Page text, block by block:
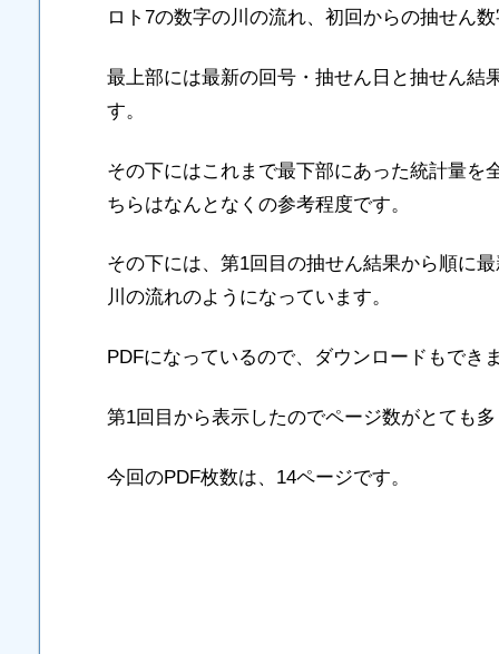
ロト7の数字の川の流れ、初回からの抽せん
最上部には最新の回号・抽せん日と抽せん結
す。
その下にはこれまで最下部にあった統計量を
ちらはなんとなくの参考程度です。
その下には、第1回目の抽せん結果から順に
川の流れのようになっています。
PDFになっているので、ダウンロードもでき
第1回目から表示したのでページ数がとても
今回のPDF枚数は、14ページです。